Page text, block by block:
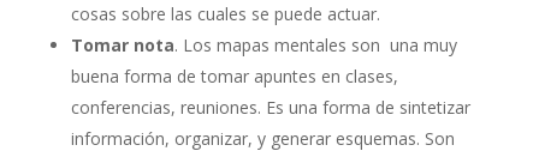
cosas sobre las cuales se puede actuar.
Tomar nota. Los mapas mentales son una muy
buena forma de tomar apuntes en clases,
conferencias, reuniones. Es una forma de sintetizar
información, organizar, y generar esquemas. Son